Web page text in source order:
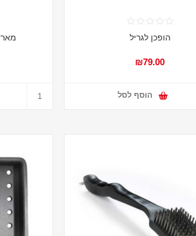
הופכן לגריל
₪79.00
הוסף לסל